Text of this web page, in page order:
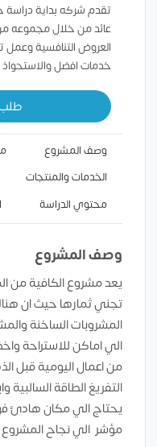
تقدم شركه بداية
عائد من خلال مجموعه
العروض التنافسية وعمل
خدمات افضل
وصف المشروع
الخدمات والمنتجات
محتوي الدراسة
وصف المشروع
يعد مشروع الكافية من
تجني ثمارها حيث ان
المشروبات الساخنة
الي اماكن للاستراحة
من اعمال اليومية قبل
التفريغ الطاقة
يحتاج الي مكان هادئ
مؤشر الي نجاح المشروع